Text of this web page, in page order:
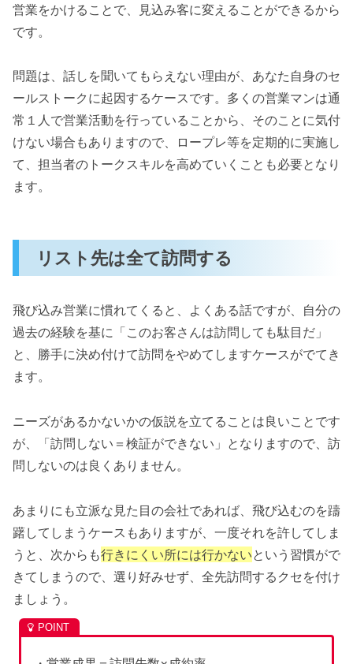
営業をかけることで、見込み客に変えることができるから
です。
問題は、話しを聞いてもらえない理由が、あなた自身のセ
ールストークに起因するケースです。多くの営業マンは通
常１人で営業活動を行っていることから、そのことに気付
けない場合もありますので、ロープレ等を定期的に実施し
て、担当者のトークスキルを高めていくことも必要となり
ます。
リスト先は全て訪問する
飛び込み営業に慣れてくると、よくある話ですが、自分の
過去の経験を基に「このお客さんは訪問しても駄目だ」
と、勝手に決め付けて訪問をやめてしますケースがでてき
ます。
ニーズがあるかないかの仮説を立てることは良いことです
が、「訪問しない＝検証ができない」となりますので、訪
問しないのは良くありません。
あまりにも立派な見た目の会社であれば、飛び込むのを躊
躇してしまうケースもありますが、一度それを許してしま
うと、次からも行きにくい所には行かないという習慣がで
きてしまうので、選り好みせず、全先訪問するクセを付け
ましょう。